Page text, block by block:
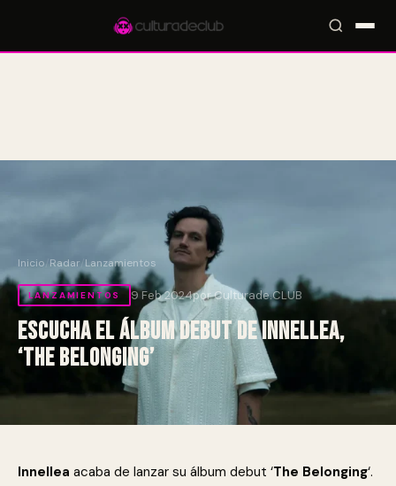
Inicio/ Radar/ Lanzamientos
LANZAMIENTOS 9 Feb 2024por Culturade.CLUB
Escucha el álbum debut de Innellea,
‘The Belonging’
Innellea acaba de lanzar su álbum debut ‘The Belonging‘.